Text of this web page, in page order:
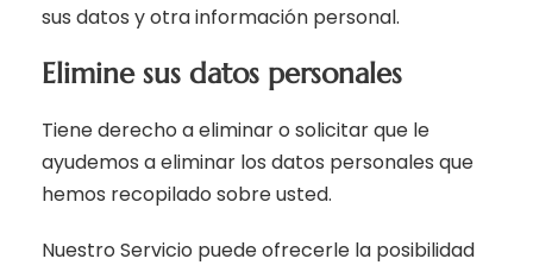
sus datos y otra información personal.
Elimine sus datos personales
Tiene derecho a eliminar o solicitar que le
ayudemos a eliminar los datos personales que
hemos recopilado sobre usted.
Nuestro Servicio puede ofrecerle la posibilidad